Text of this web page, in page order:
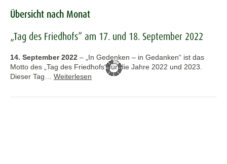
Übersicht nach Monat
„Tag des Friedhofs“ am 17. und 18. September 2022
14. September 2022 – „In Gedenken – in Gedanken“ ist das
Motto des „Tag des Friedhofs“ für die Jahre 2022 und 2023.
Dieser Tag… Weiterlesen